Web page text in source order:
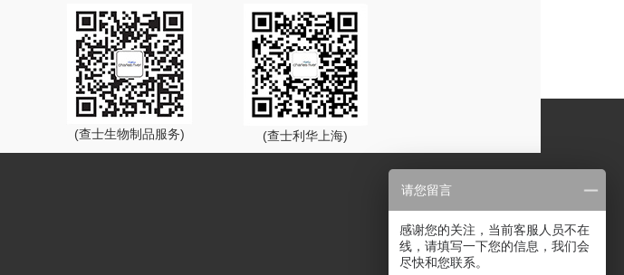
(查士生物制品服务) (查士利华上海)
请您留言
感谢您的关注，当前客服人员不在
线，请填写一下您的信息，我们会
尽快和您联系。